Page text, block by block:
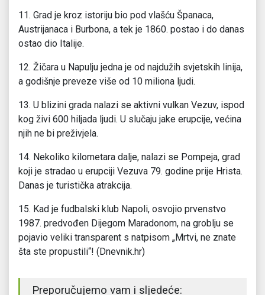
11. Grad je kroz istoriju bio pod vlašću Španaca,
Austrijanaca i Burbona, a tek je 1860. postao i do danas
ostao dio Italije.
12. Žičara u Napulju jedna je od najdužih svjetskih linija,
a godišnje preveze više od 10 miliona ljudi.
13. U blizini grada nalazi se aktivni vulkan Vezuv, ispod
kog živi 600 hiljada ljudi. U slučaju jake erupcije, većina
njih ne bi preživjela.
14. Nekoliko kilometara dalje, nalazi se Pompeja, grad
koji je stradao u erupciji Vezuva 79. godine prije Hrista.
Danas je turistička atrakcija.
15. Kad je fudbalski klub Napoli, osvojio prvenstvo
1987. predvođen Dijegom Maradonom, na groblju se
pojavio veliki transparent s natpisom „Mrtvi, ne znate
šta ste propustili“! (Dnevnik.hr)
Preporučujemo vam i sljedeće: